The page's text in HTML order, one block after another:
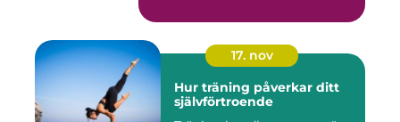
17. nov
Hur träning påverkar ditt
självförtroende